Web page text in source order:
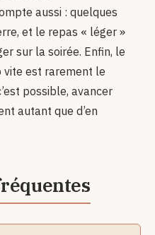
aussi : quelques
et le repas « léger »
sur la soirée. Enfin, le
est rarement le
possible, avancer
autant que d’en